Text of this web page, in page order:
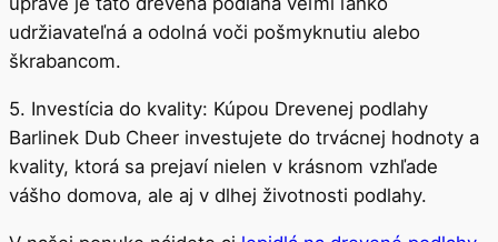
alebo alergiami.
4. Jednoduchá údržba: Vďaka svojej povrchovej
udržiavateľná a odolná voči pošmyknutiu alebo
škrabancom.
5. Investícia do kvality: Kúpou Drevenej podlahy